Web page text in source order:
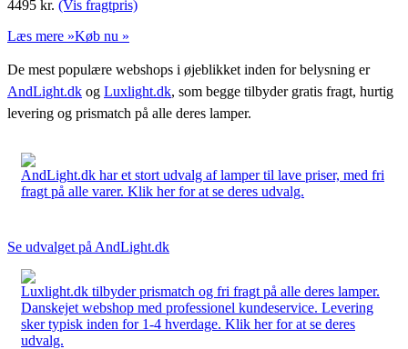
4495 kr. (Vis fragtpris)
Læs mere »Køb nu »
De mest populære webshops i øjeblikket inden for belysning er
AndLight.dk og Luxlight.dk, som begge tilbyder gratis fragt, hurtig
levering og prismatch på alle deres lamper.
AndLight.dk har et stort udvalg af lamper til lave priser, med fri
fragt på alle varer. Klik her for at se deres udvalg.
Se udvalget på AndLight.dk
Luxlight.dk tilbyder prismatch og fri fragt på alle deres lamper.
Danskejet webshop med professionel kundeservice. Levering
sker typisk inden for 1-4 hverdage. Klik her for at se deres
udvalg.